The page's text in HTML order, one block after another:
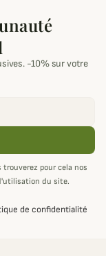
-10% sur votre
pour cela nos
du site.
de confidentialité